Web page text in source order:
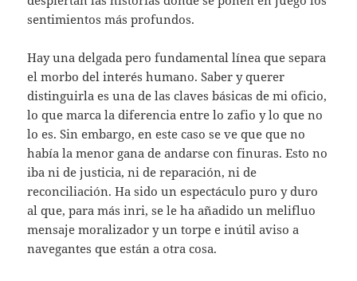
sentimientos más profundos.
Hay una delgada pero fundamental línea que separa
el morbo del interés humano. Saber y querer
distinguirla es una de las claves básicas de mi oficio,
lo que marca la diferencia entre lo zafio y lo que no
lo es. Sin embargo, en este caso se ve que que no
había la menor gana de andarse con finuras. Esto no
iba ni de justicia, ni de reparación, ni de
reconciliación. Ha sido un espectáculo puro y duro
al que, para más inri, se le ha añadido un melifluo
mensaje moralizador y un torpe e inútil aviso a
navegantes que están a otra cosa.